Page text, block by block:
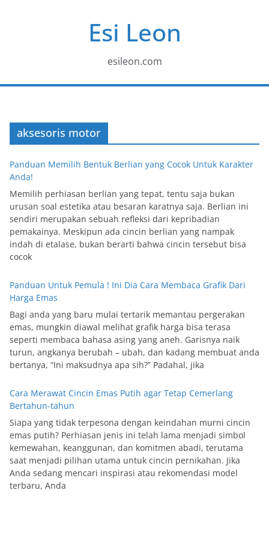
Esi Leon
esileon.com
aksesoris motor
Panduan Memilih Bentuk Berlian yang Cocok Untuk Karakter
Anda!
Memilih perhiasan berlian yang tepat, tentu saja bukan
urusan soal estetika atau besaran karatnya saja. Berlian ini
sendiri merupakan sebuah refleksi dari kepribadian
pemakainya. Meskipun ada cincin berlian yang nampak
indah di etalase, bukan berarti bahwa cincin tersebut bisa
cocok
Panduan Untuk Pemula ! Ini Dia Cara Membaca Grafik Dari
Harga Emas
Bagi anda yang baru mulai tertarik memantau pergerakan
emas, mungkin diawal melihat grafik harga bisa terasa
seperti membaca bahasa asing yang aneh. Garisnya naik
turun, angkanya berubah – ubah, dan kadang membuat anda
bertanya, “Ini maksudnya apa sih?” Padahal, jika
Cara Merawat Cincin Emas Putih agar Tetap Cemerlang
Bertahun-tahun
Siapa yang tidak terpesona dengan keindahan murni cincin
emas putih? Perhiasan jenis ini telah lama menjadi simbol
kemewahan, keanggunan, dan komitmen abadi, terutama
saat menjadi pilihan utama untuk cincin pernikahan. Jika
Anda sedang mencari inspirasi atau rekomendasi model
terbaru, Anda